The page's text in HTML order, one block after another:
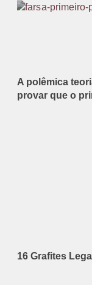
A polêmica
provar que o
16 Grafites